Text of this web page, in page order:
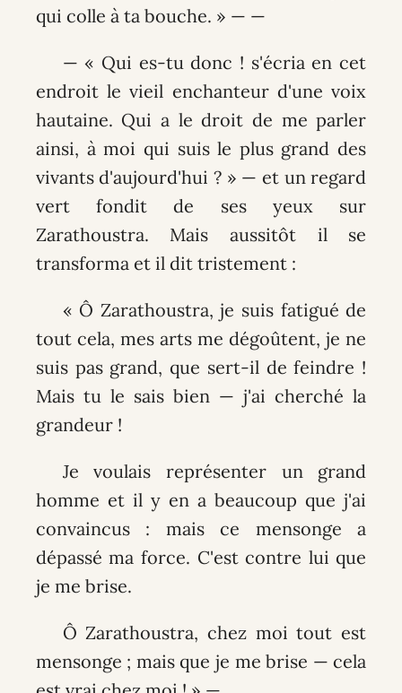
qui colle à ta bouche. » — —
— « Qui es-tu donc ! s'écria en cet
endroit le vieil enchanteur d'une voix
hautaine. Qui a le droit de me parler
ainsi, à moi qui suis le plus grand des
vivants d'aujourd'hui ? » — et un regard
vert fondit de ses yeux sur
Zarathoustra. Mais aussitôt il se
transforma et il dit tristement :
« Ô Zarathoustra, je suis fatigué de
tout cela, mes arts me dégoûtent, je ne
suis pas grand, que sert-il de feindre !
Mais tu le sais bien — j'ai cherché la
grandeur !
Je voulais représenter un grand
homme et il y en a beaucoup que j'ai
convaincus : mais ce mensonge a
dépassé ma force. C'est contre lui que
je me brise.
Ô Zarathoustra, chez moi tout est
mensonge ; mais que je me brise — cela